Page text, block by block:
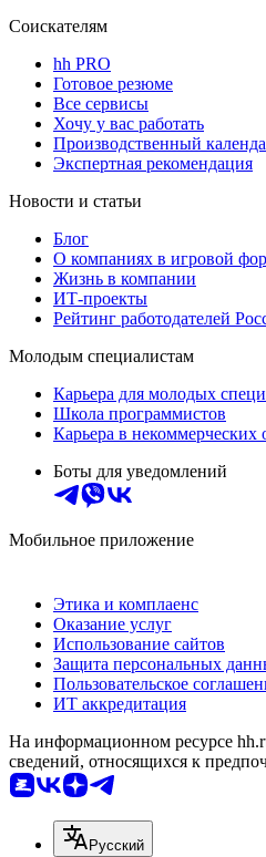
Соискателям
hh PRO
Готовое резюме
Все сервисы
Хочу у вас работать
Производственный
Экспертная рекомендация
Новости и статьи
Блог
О компаниях в игровой
Жизнь в компании
ИТ-проекты
Рейтинг работодателей
Молодым специалистам
Карьера для молодых
Школа программистов
Карьера в некоммерческих
Боты для уведомлений
Мобильное приложение
Этика и комплаенс
Оказание услуг
Использование сайтов
Защита персональных
Пользовательское
ИТ аккредитация
На информационном ресурсе
сведений, относящихся к
Русский